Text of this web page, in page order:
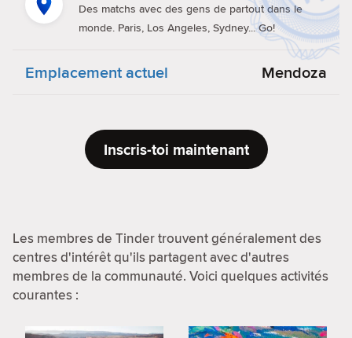
Des matchs avec des gens de partout dans le
monde. Paris, Los Angeles, Sydney... Go!
Emplacement actuel Mendoza
Inscris-toi maintenant
Les membres de Tinder trouvent généralement des
centres d'intérêt qu'ils partagent avec d'autres
membres de la communauté. Voici quelques activités
courantes :